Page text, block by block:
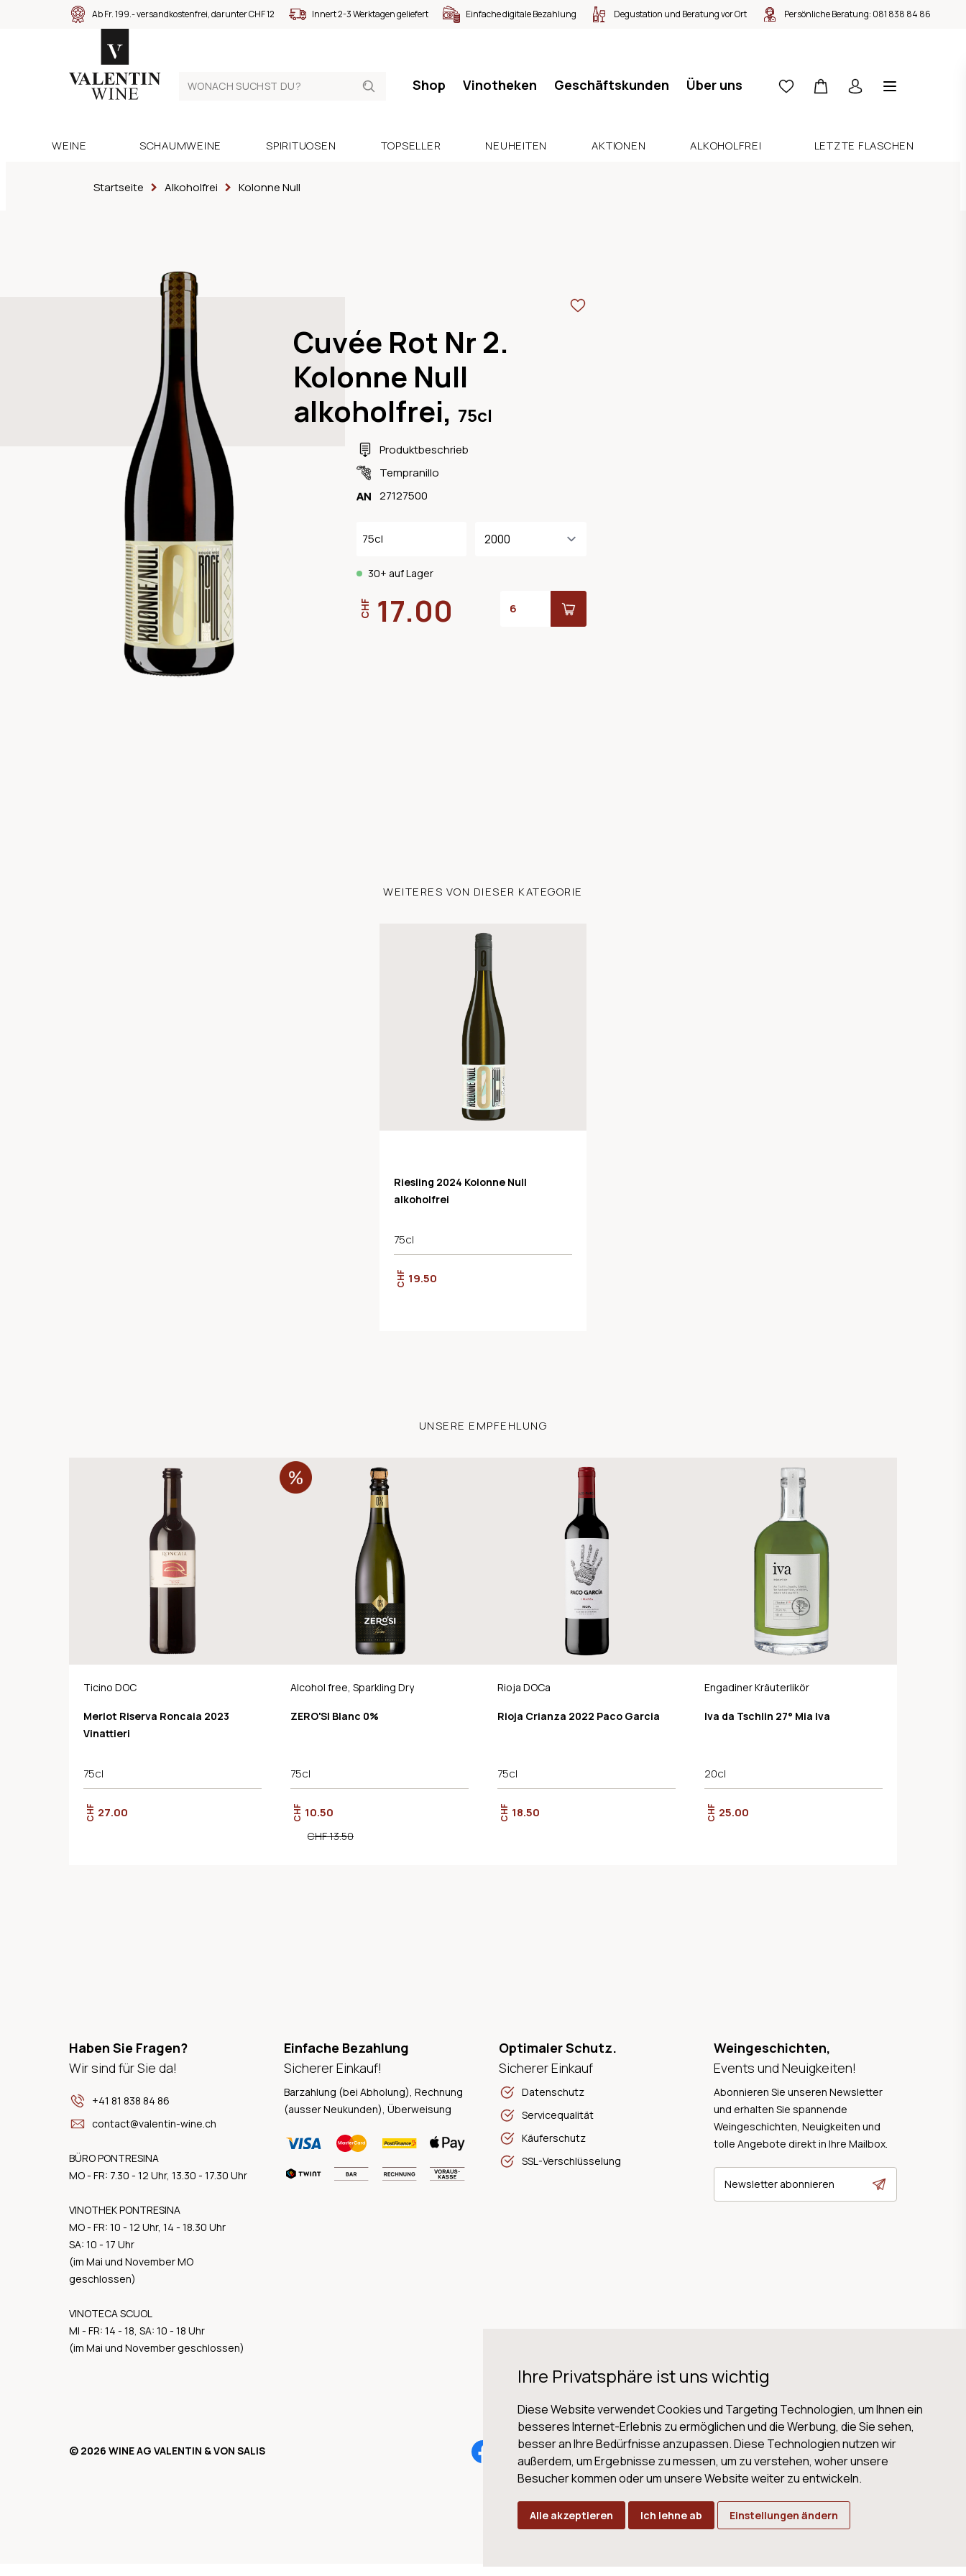
Ihre Privatsphäre ist uns wichtig
Diese Website verwendet Cookies und Targeting Technologien, um Ihnen ein
besseres Internet-Erlebnis zu ermöglichen und die Werbung, die Sie sehen,
besser an Ihre Bedürfnisse anzupassen. Diese Technologien nutzen wir
außerdem, um Ergebnisse zu messen, um zu verstehen, woher unsere
Besucher kommen oder um unsere Website weiter zu entwickeln.
Alle akzeptieren Ich lehne ab Einstellungen ändern
Ab Fr. 199.- versandkostenfrei, darunter CHF 12 Innert 2-3 Werktagen geliefert Einfache digitale Bezahlung Degustation und Beratung vor Ort Persönliche Beratung: 081 838 84 86
Shop Vinotheken Geschäftskunden Über uns
WEINE SCHAUMWEINE SPIRITUOSEN TOPSELLER NEUHEITEN AKTIONEN ALKOHOLFREI LETZTE FLASCHEN
Startseite Alkoholfrei Kolonne Null
Cuvée Rot Nr 2.
Kolonne Null
alkoholfrei, 75cl
Produktbeschrieb
Tempranillo
27127500
75cl
30+ auf Lager
CHF 17.00
WEITERES VON DIESER KATEGORIE
Riesling 2024 Kolonne Null
alkoholfrei
75cl
CHF 19.50
UNSERE EMPFEHLUNG
Ticino DOC
Merlot Riserva Roncaia 2023
Vinattieri
75cl
CHF 27.00
Alcohol free, Sparkling Dry
ZERO'SI Blanc 0%
75cl
CHF 10.50
CHF 13.50
Rioja DOCa
Rioja Crianza 2022 Paco Garcia
75cl
CHF 18.50
Engadiner Kräuterlikör
Iva da Tschlin 27° Mia Iva
20cl
CHF 25.00
Haben Sie Fragen?
Wir sind für Sie da!
+41 81 838 84 86
contact@valentin-wine.ch
BÜRO PONTRESINA
MO - FR: 7.30 - 12 Uhr, 13.30 - 17.30 Uhr
VINOTHEK PONTRESINA
MO - FR: 10 - 12 Uhr, 14 - 18.30 Uhr
SA: 10 - 17 Uhr
(im Mai und November MO
geschlossen)
VINOTECA SCUOL
MI - FR: 14 - 18, SA: 10 - 18 Uhr
(im Mai und November geschlossen)
Einfache Bezahlung
Sicherer Einkauf!
Barzahlung (bei Abholung), Rechnung
(ausser Neukunden), Überweisung
Optimaler Schutz.
Sicherer Einkauf
Datenschutz
Servicequalität
Käuferschutz
SSL-Verschlüsselung
Weingeschichten,
Events und Neuigkeiten!
Abonnieren Sie unseren Newsletter
und erhalten Sie spannende
Weingeschichten, Neuigkeiten und
tolle Angebote direkt in Ihre Mailbox.
Newsletter abonnieren
© 2026 WINE AG VALENTIN & VON SALIS AGB Datenschutz Impressum Cookies